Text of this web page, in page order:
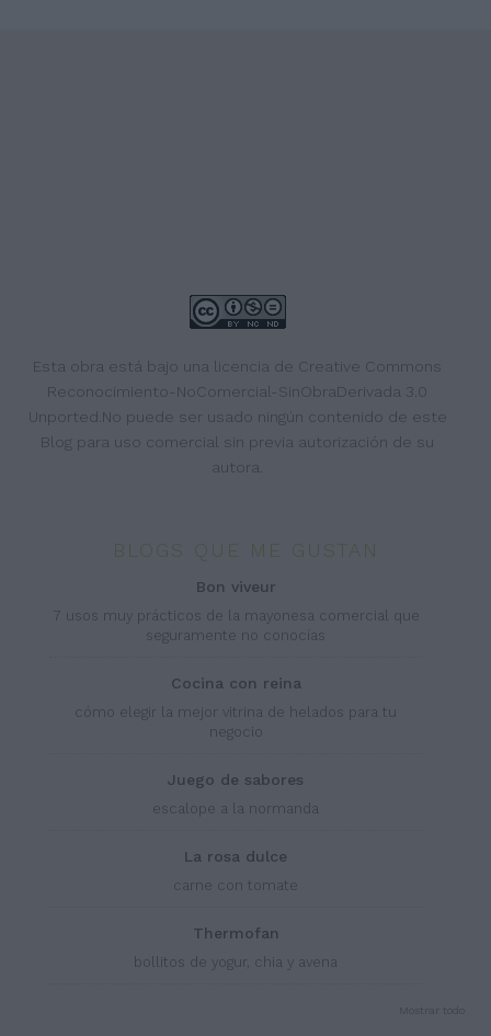
Esta obra está bajo una licencia de Creative Commons
Reconocimiento-NoComercial-SinObraDerivada 3.0
Unported.No puede ser usado ningún contenido de este
Blog para uso comercial sin previa autorización de su
autora.
BLOGS QUE ME GUSTAN
bon viveur
7 usos muy prácticos de la mayonesa comercial que
seguramente no conocías
cocina con reina
cómo elegir la mejor vitrina de helados para tu
negocio
juego de sabores
escalope a la normanda
la rosa dulce
carne con tomate
thermofan
bollitos de yogur, chia y avena
Mostrar todo